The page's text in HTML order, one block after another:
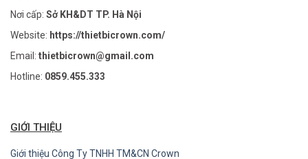
Nơi cấp: Sở KH&DT TP. Hà Nội
Website: https://thietbicrown.com/
Email: thietbicrown@gmail.com
Hotline: 0859.455.333
GIỚI THIỆU
Giới thiệu Công Ty TNHH TM&CN Crown